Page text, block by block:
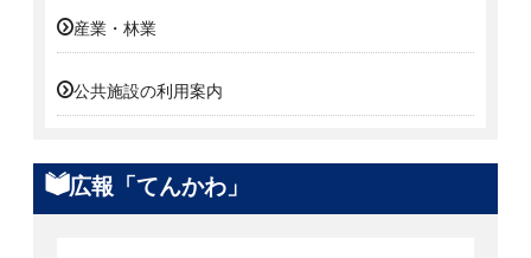
産業・林業
公共施設の利用案内
広報「てんかわ」